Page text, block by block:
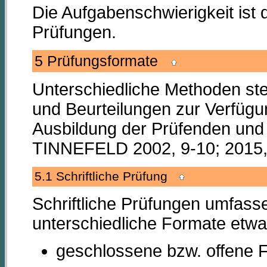
Die Aufgabenschwierigkeit ist
Prüfungen.
5 Prüfungsformate
Unterschiedliche Methoden
und Beurteilungen zur
Ausbildung der Prüfenden
TINNEFELD 2002, 9-10;
5.1 Schriftliche Prüfung
Schriftliche Prüfungen
unterschiedliche Formate etwa
geschlossene bzw. offene